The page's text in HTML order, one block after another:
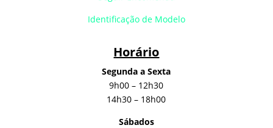
Identificação de Modelo
Horário
Segunda a Sexta
9h00 – 12h30
14h30 – 18h00
Sábados